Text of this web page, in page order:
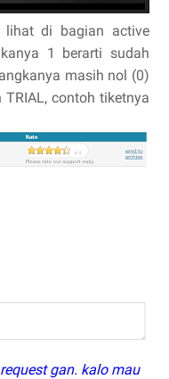
lihat di bagian active
1 berarti sudah
masih nol (0)
contoh tiketnya
gan. kalo mau